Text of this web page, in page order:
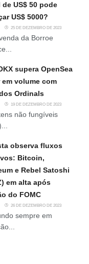
US$ 50 pode
US$ 5000?
25 DE DEZEMBRO DE 2023
da Borroe
supera OpenSea
em volume com
Ordinals
19 DE DEZEMBRO DE 2023
não fungíveis
observa fluxos
Bitcoin,
e Rebel Satoshi
em alta após
do FOMC
26 DE DEZEMBRO DE 2023
sempre em